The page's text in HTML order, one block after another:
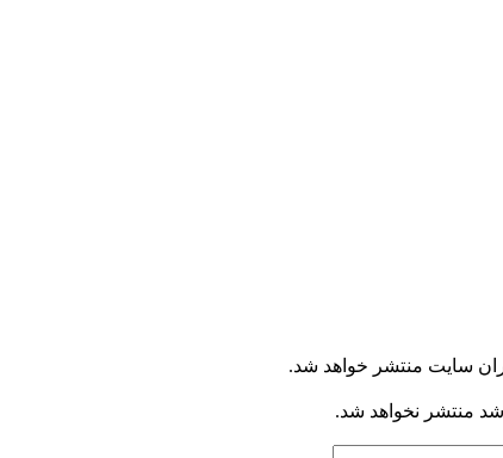
سایت منتشر خواهد شد.
منتشر نخواهد شد.